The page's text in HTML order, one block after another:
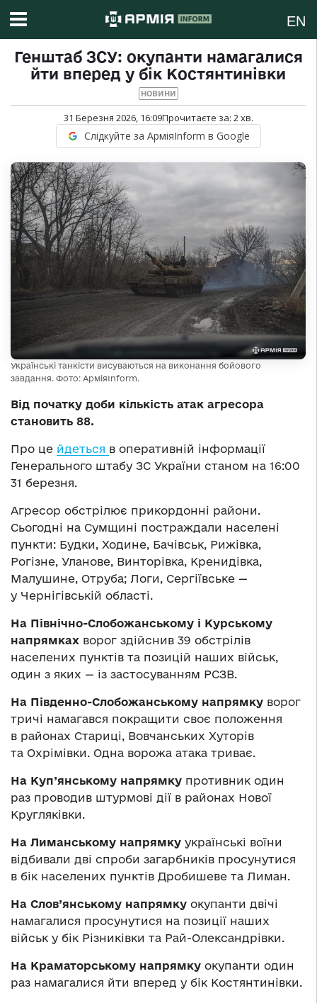
EN
Генштаб ЗСУ: окупанти намагалися
йти вперед у бік Костянтинівки
НОВИНИ
31 Березня 2026, 16:09Прочитаєте за: 2хв.
Слідкуйте за АрміяInform в Google
Українські танкісти висуваються на виконання бойового
завдання. Фото: АрміяInform.
Від початку доби кількість атак агресора
становить 88.
Про це йдеться в оперативній інформації
Генерального штабу ЗС України станом на 16:00
31 березня.
Агресор обстрілює прикордонні райони.
Сьогодні на Сумщині постраждали населені
пункти: Будки, Ходине, Бачівськ, Рижівка,
Рогізне, Уланове, Винторівка, Кренидівка,
Малушине, Отруба; Логи, Сергіївське —
у Чернігівській області.
На Північно-Слобожанському і Курському
напрямках ворог здійснив 39 обстрілів
населених пунктів та позицій наших військ,
один з яких — із застосуванням РСЗВ.
На Південно-Слобожанському напрямку ворог
тричі намагався покращити своє положення
в районах Стариці, Вовчанських Хуторів
та Охрімівки. Одна ворожа атака триває.
На Куп’янському напрямку противник один
раз проводив штурмові дії в районах Нової
Кругляківки.
На Лиманському напрямку українські воїни
відбивали дві спроби загарбників просунутися
в бік населених пунктів Дробишеве та Лиман.
На Слов’янському напрямку окупанти двічі
намагалися просунутися на позиції наших
військ у бік Різниківки та Рай-Олександрівки.
На Краматорському напрямку окупанти один
раз намагалися йти вперед у бік Костянтинівки.